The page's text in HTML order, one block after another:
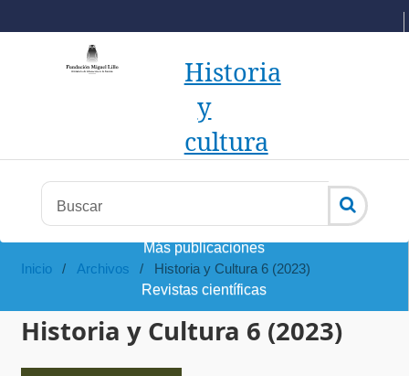
Más publicaciones
Revistas científicas
Historia
y
cultura
Inicio / Archivos / Historia y Cultura 6 (2023)
Historia y Cultura 6 (2023)